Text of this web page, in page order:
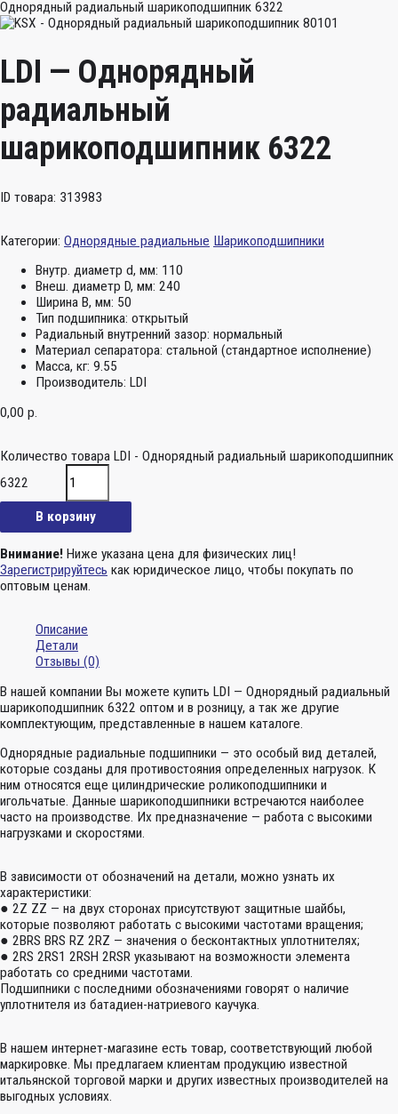
Однорядный радиальный шарикоподшипник 6322
LDI — Однорядный
радиальный
шарикоподшипник 6322
ID товара: 313983
Категории: Однорядные радиальные Шарикоподшипники
Внутр. диаметр d, мм: 110
Внеш. диаметр D, мм: 240
Ширина B, мм: 50
Тип подшипника: открытый
Радиальный внутренний зазор: нормальный
Материал сепаратора: стальной (стандартное исполнение)
Масса, кг: 9.55
Производитель: LDI
0,00 р.
Количество товара LDI - Однорядный радиальный шарикоподшипник
6322
В корзину
Внимание! Ниже указана цена для физических лиц!
Зарегистрируйтесь как юридическое лицо, чтобы покупать по
оптовым ценам.
Описание
Детали
Отзывы (0)
В нашей компании Вы можете купить LDI — Однорядный радиальный
шарикоподшипник 6322 оптом и в розницу, а так же другие
комплектующим, представленные в нашем каталоге.
Однорядные радиальные подшипники — это особый вид деталей,
которые созданы для противостояния определенных нагрузок. К
ним относятся еще цилиндрические роликоподшипники и
игольчатые. Данные шарикоподшипники встречаются наиболее
часто на производстве. Их предназначение — работа с высокими
нагрузками и скоростями.
В зависимости от обозначений на детали, можно узнать их
характеристики:
● 2Z ZZ — на двух сторонах присутствуют защитные шайбы,
которые позволяют работать с высокими частотами вращения;
● 2BRS BRS RZ 2RZ — значения о бесконтактных уплотнителях;
● 2RS 2RS1 2RSH 2RSR указывают на возможности элемента
работать со средними частотами.
Подшипники с последними обозначениями говорят о наличие
уплотнителя из батадиен-натриевого каучука.
В нашем интернет-магазине есть товар, соответствующий любой
маркировке. Мы предлагаем клиентам продукцию известной
итальянской торговой марки и других известных производителей на
выгодных условиях.